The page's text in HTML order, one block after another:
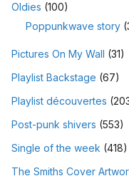
Oldies (100)
Poppunkwave story
Pictures On My Wall (31)
Playlist Backstage (67)
Playlist découvertes
Post-punk shivers (553)
Single of the week (418)
The Smiths Cover